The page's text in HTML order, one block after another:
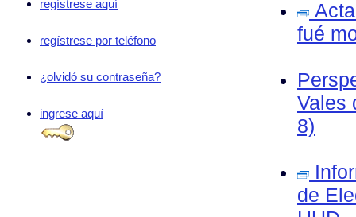
regístrese aquí
regístrese por teléfono
¿olvidó su contraseña?
ingrese aquí
fué
Vales
8)
de